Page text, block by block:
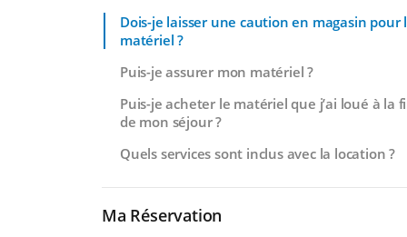
Dois-je laisser une caution en magasin pour
matériel ?
Puis-je assurer mon matériel ?
Puis-je acheter le matériel que j’ai loué à la
de mon séjour ?
Quels services sont inclus avec la location ?
Ma Réservation